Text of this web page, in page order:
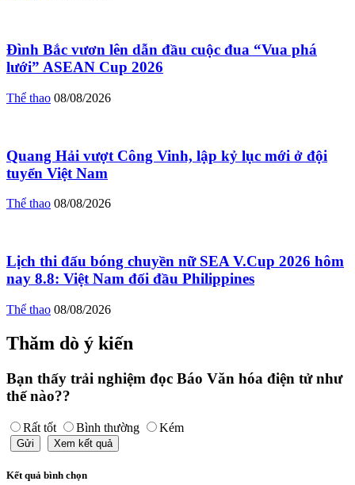
Đình Bắc vươn lên dẫn đầu cuộc đua “Vua phá
lưới” ASEAN Cup 2026
Thể thao 08/08/2026
Quang Hải vượt Công Vinh, lập kỷ lục mới ở đội
tuyển Việt Nam
Thể thao 08/08/2026
Lịch thi đấu bóng chuyền nữ SEA V.Cup 2026 hôm
nay 8.8: Việt Nam đối đầu Philippines
Thể thao 08/08/2026
Thăm dò ý kiến
Bạn thấy trải nghiệm đọc Báo Văn hóa điện tử như
thế nào??
Rất tốt Bình thường Kém
Gửi Xem kết quả
Kết quả bình chọn